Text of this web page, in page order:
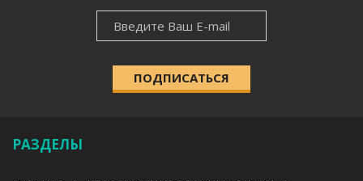
НАСЕЛЁННЫЙ ПУНКТ
ПОДПИСАТЬСЯ
РАЗДЕЛЫ